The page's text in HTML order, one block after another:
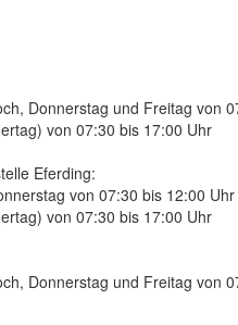
Donnerstag und Freitag von
von 07:30 bis 17:00 Uhr
Eferding:
von 07:30 bis 12:00 Uhr
von 07:30 bis 17:00 Uhr
Donnerstag und Freitag von